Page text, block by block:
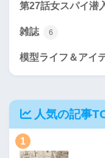
第27話女スパイ潜
雑誌 6
模型ライフ＆アイ
人気の記事
1